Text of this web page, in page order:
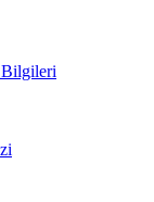
Bilgileri